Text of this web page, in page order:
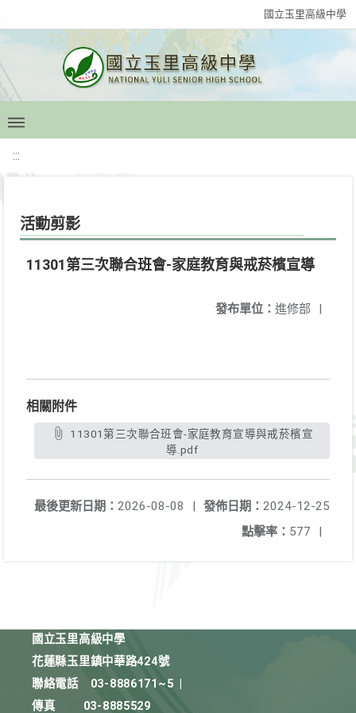
國立玉里高級中學
:::
活動剪影
11301第三次聯合班會-家庭教育與戒菸檳宣導
發布單位： 進修部 |
相關附件
導.pdf
發佈日期： 2024-12-25
最後更新日期： 2026-08-08
|
點擊率： 577 |
國立玉里高級中學
花蓮縣玉里鎮中華路424號
聯絡電話
03-8886171~5
傳真
03-8885529